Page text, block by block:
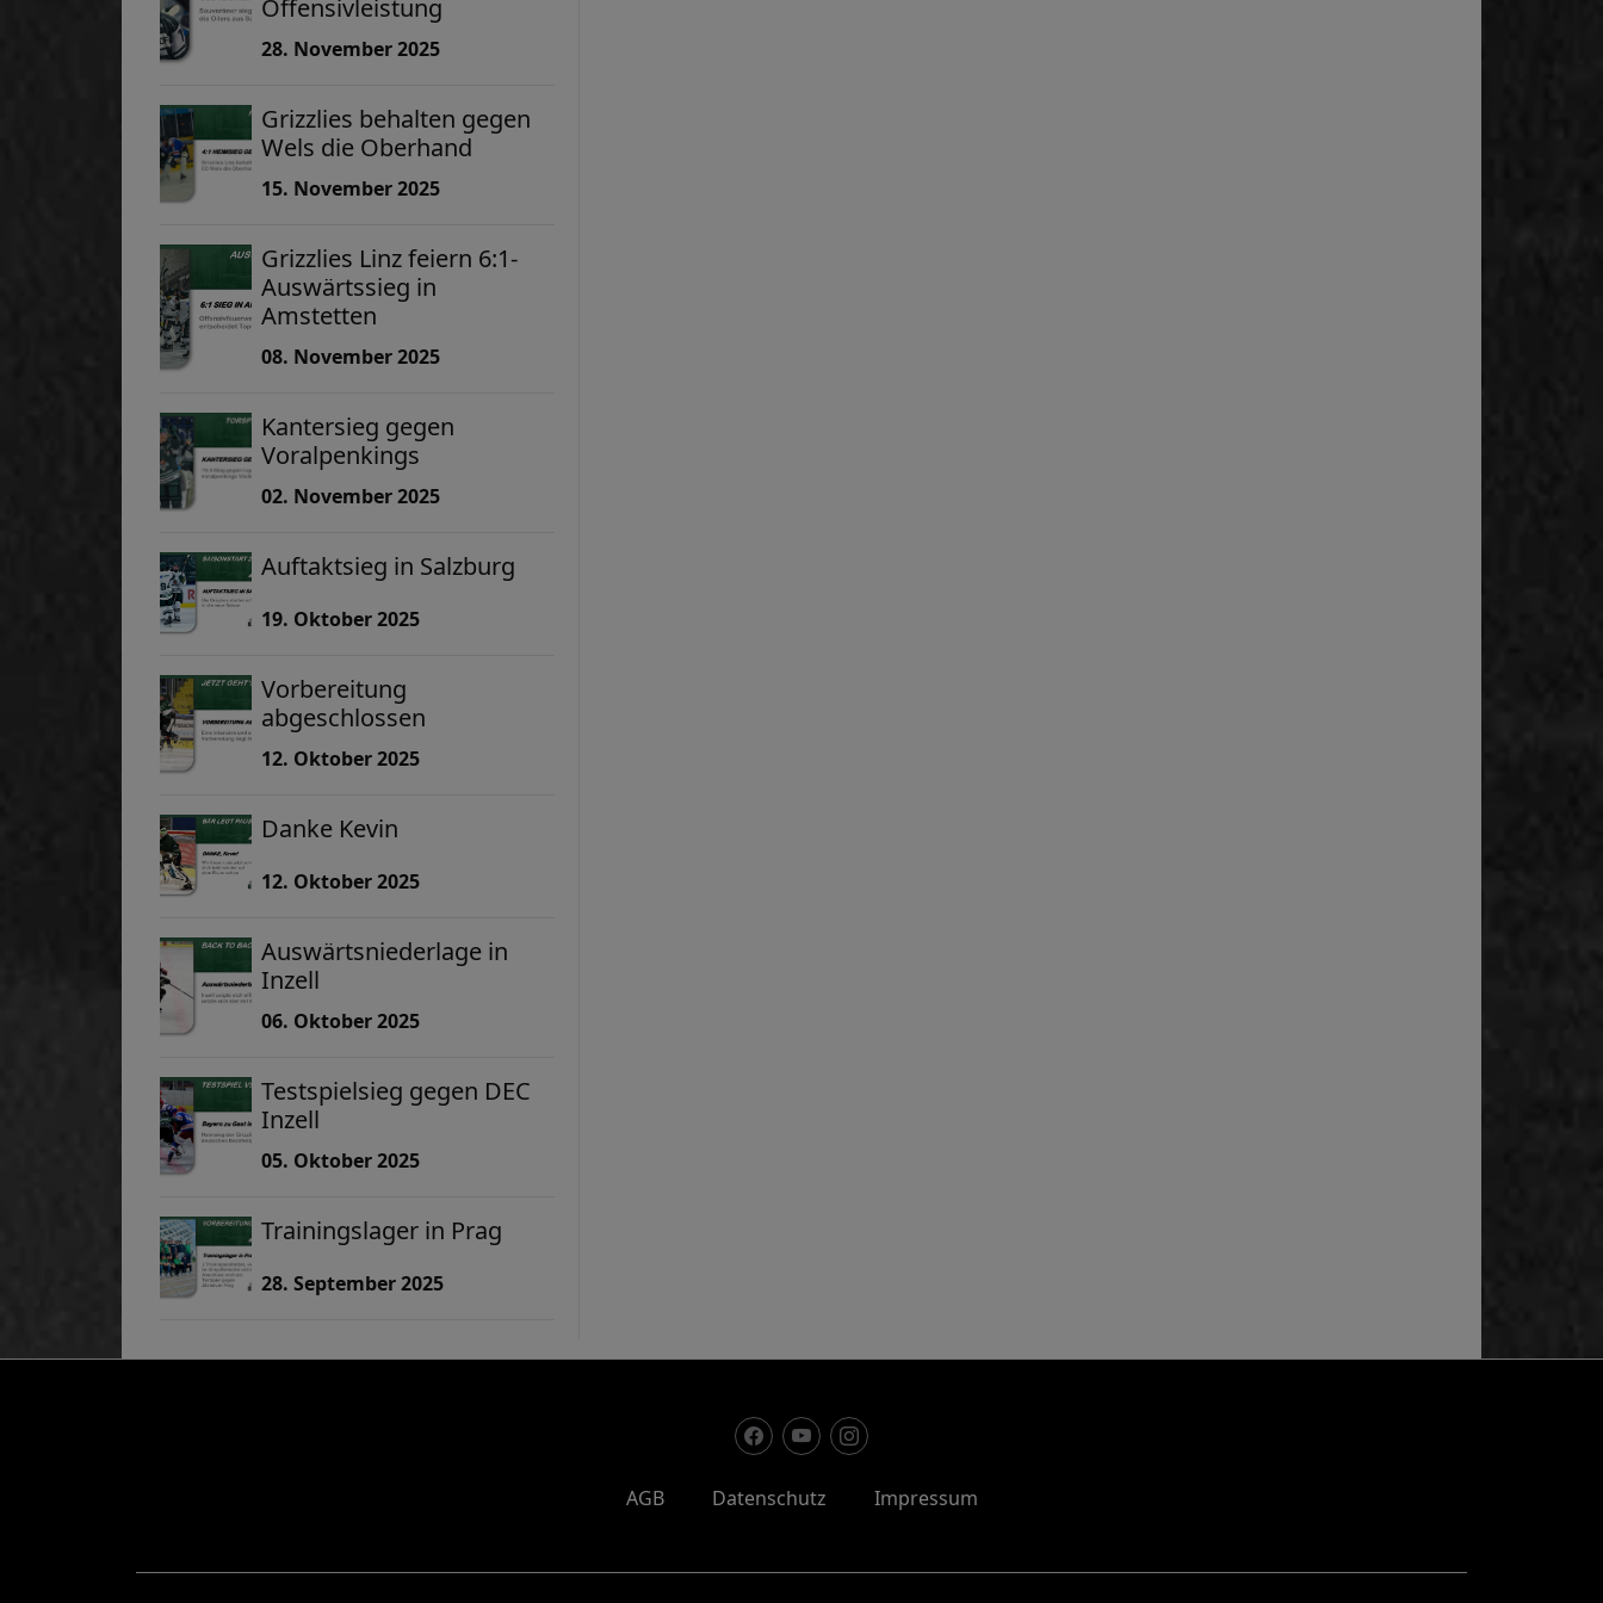
Offensivleistung
28. November 2025
Grizzlies behalten gegen
Wels die Oberhand
15. November 2025
Grizzlies Linz feiern 6:1-
Auswärtssieg in
Amstetten
08. November 2025
Kantersieg gegen
Voralpenkings
02. November 2025
Auftaktsieg in Salzburg
19. Oktober 2025
Vorbereitung
abgeschlossen
12. Oktober 2025
Danke Kevin
12. Oktober 2025
Auswärtsniederlage in
Inzell
06. Oktober 2025
Testspielsieg gegen DEC
Inzell
05. Oktober 2025
Trainingslager in Prag
28. September 2025
AGB Datenschutz Impressum